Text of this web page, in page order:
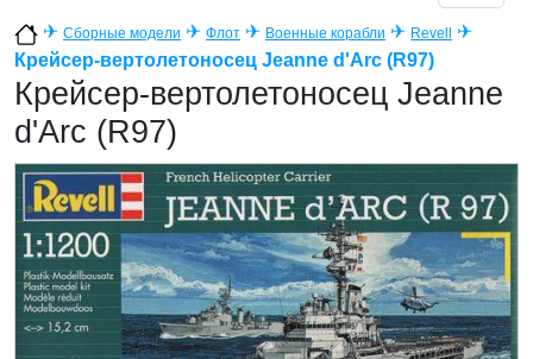
✈ Сборные модели ✈ Флот ✈ Военные корабли ✈ Revell
✈
Крейсер-вертолетоносец Jeanne d'Arc (R97)
Крейсер-вертолетоносец Jeanne
d'Arc (R97)